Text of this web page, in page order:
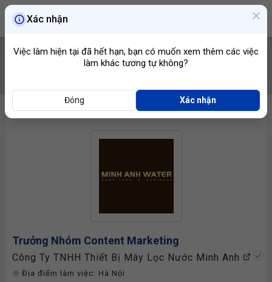
Trưởng Nhóm Content Marketing
Công Ty TNHH Thiết Bị Máy Lọc Nước Minh Anh
Địa điểm làm việc: Hà Nội
Xác nhận
Việc làm hiện tại đã hết hạn, bạn có muốn xem thêm các việc
làm khác tương tự không?
Đóng Xác nhận